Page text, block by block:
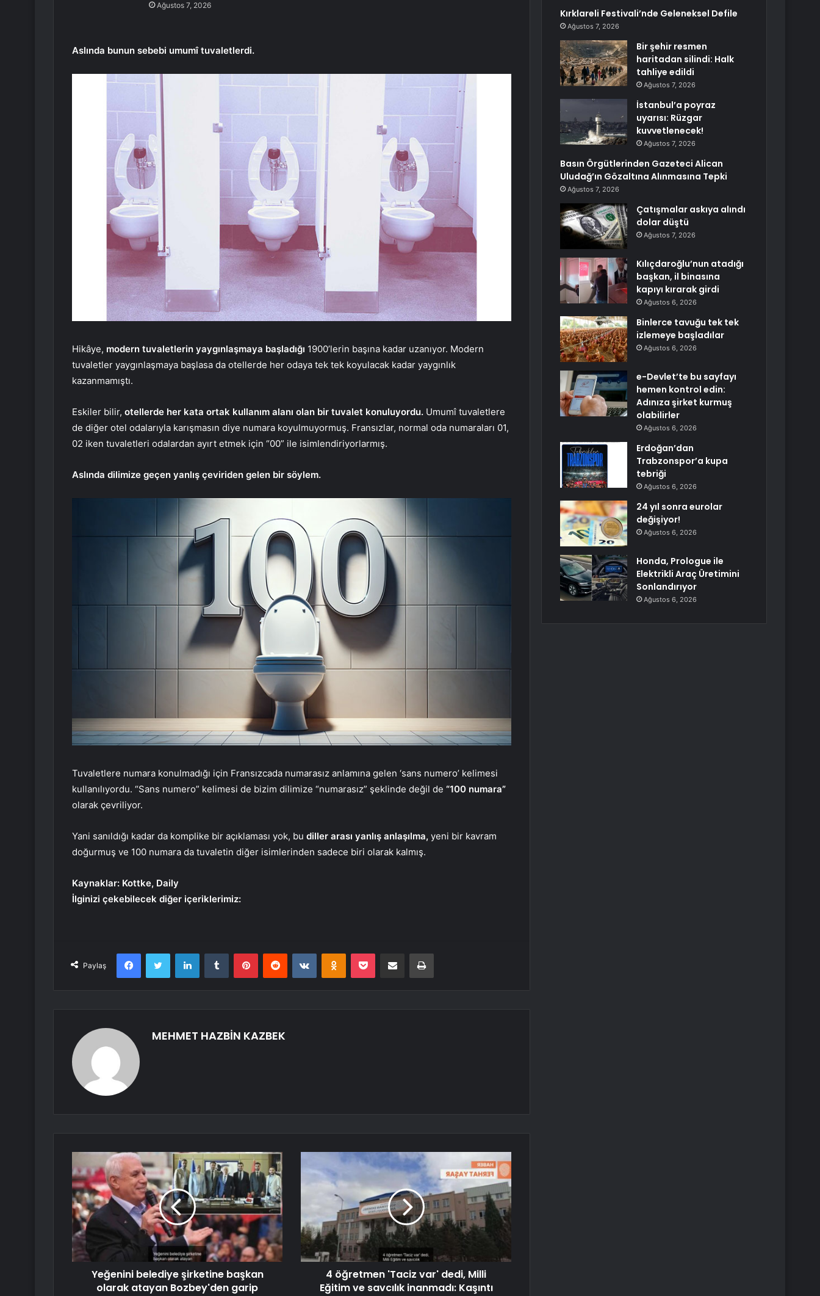
Ağustos 7, 2026
Aslında bunun sebebi umumî tuvaletlerdi.
Hikâye, modern tuvaletlerin yaygınlaşmaya başladığı 1900’lerin başına kadar uzanıyor. Modern
tuvaletler yaygınlaşmaya başlasa da otellerde her odaya tek tek koyulacak kadar yaygınlık
kazanmamıştı.
Eskiler bilir, otellerde her kata ortak kullanım alanı olan bir tuvalet konuluyordu. Umumî tuvaletlere
de diğer otel odalarıyla karışmasın diye numara koyulmuyormuş. Fransızlar, normal oda numaraları 01,
02 iken tuvaletleri odalardan ayırt etmek için “00” ile isimlendiriyorlarmış.
Aslında dilimize geçen yanlış çeviriden gelen bir söylem.
Tuvaletlere numara konulmadığı için Fransızcada numarasız anlamına gelen ‘sans numero’ kelimesi
kullanılıyordu. “Sans numero” kelimesi de bizim dilimize “numarasız” şeklinde değil de “100 numara”
olarak çevriliyor.
Yani sanıldığı kadar da komplike bir açıklaması yok, bu diller arası yanlış anlaşılma, yeni bir kavram
doğurmuş ve 100 numara da tuvaletin diğer isimlerinden sadece biri olarak kalmış.
Kaynaklar: Kottke, Daily
İlginizi çekebilecek diğer içeriklerimiz:
Paylaş
FacebookTwitter LinkedInTumblr PinterestReddit VKontakteOdnoklassniki
Pocket E-Posta ile paylaş Yazdır
MEHMET HAZBİN KAZBEK
Yeğenini belediye şirketine başkan
olarak atayan Bozbey'den garip
4 öğretmen 'Taciz var' dedi, Milli
Eğitim ve savcılık inanmadı: Kaşıntı
Kırklareli Festivali’nde Geleneksel Defile
Ağustos 7, 2026
Bir şehir resmen
haritadan silindi: Halk
tahliye edildi
Ağustos 7, 2026
İstanbul’a poyraz
uyarısı: Rüzgar
kuvvetlenecek!
Ağustos 7, 2026
Basın Örgütlerinden Gazeteci Alican
Uludağ’ın Gözaltına Alınmasına Tepki
Ağustos 7, 2026
Çatışmalar askıya alındı
dolar düştü
Ağustos 7, 2026
Kılıçdaroğlu’nun atadığı
başkan, il binasına
kapıyı kırarak girdi
Ağustos 6, 2026
Binlerce tavuğu tek tek
izlemeye başladılar
Ağustos 6, 2026
e-Devlet’te bu sayfayı
hemen kontrol edin:
Adınıza şirket kurmuş
olabilirler
Ağustos 6, 2026
Erdoğan’dan
Trabzonspor’a kupa
tebriği
Ağustos 6, 2026
24 yıl sonra eurolar
değişiyor!
Ağustos 6, 2026
Honda, Prologue ile
Elektrikli Araç Üretimini
Sonlandırıyor
Ağustos 6, 2026